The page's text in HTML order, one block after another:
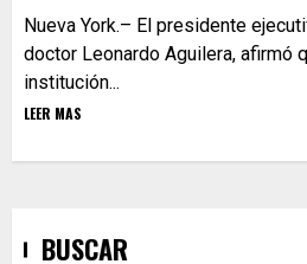
Nueva York.– El presidente
doctor Leonardo Aguilera, afirmó
institución...
LEER MAS
BUSCAR